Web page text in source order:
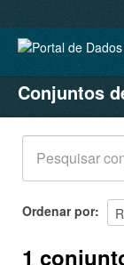
CONJUNTOS
GRUPOS
SOBRE
Conjuntos
Ordenar por
1